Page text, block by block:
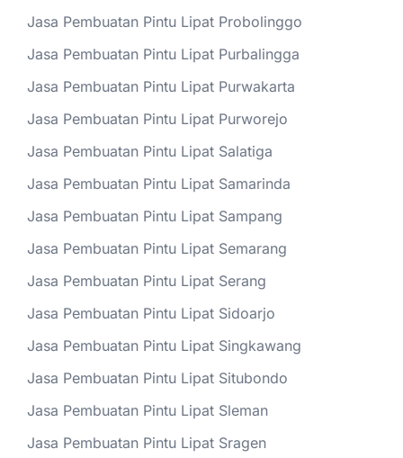
Jasa Pembuatan Pintu Lipat Probolinggo
Jasa Pembuatan Pintu Lipat Purbalingga
Jasa Pembuatan Pintu Lipat Purwakarta
Jasa Pembuatan Pintu Lipat Purworejo
Jasa Pembuatan Pintu Lipat Salatiga
Jasa Pembuatan Pintu Lipat Samarinda
Jasa Pembuatan Pintu Lipat Sampang
Jasa Pembuatan Pintu Lipat Semarang
Jasa Pembuatan Pintu Lipat Serang
Jasa Pembuatan Pintu Lipat Sidoarjo
Jasa Pembuatan Pintu Lipat Singkawang
Jasa Pembuatan Pintu Lipat Situbondo
Jasa Pembuatan Pintu Lipat Sleman
Jasa Pembuatan Pintu Lipat Sragen